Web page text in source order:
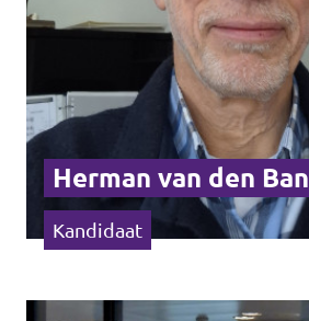
Herman van den Ban
Kandidaat